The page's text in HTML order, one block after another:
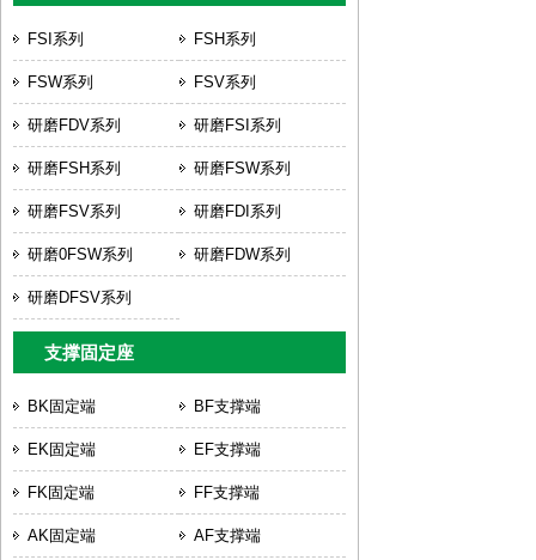
FSI系列 FSH系列
FSW系列 FSV系列
研磨FDV系列 研磨FSI系列
研磨FSH系列 研磨FSW系列
研磨FSV系列 研磨FDI系列
研磨0FSW系列 研磨FDW系列
研磨DFSV系列
支撑固定座
BK固定端 BF支撑端
EK固定端 EF支撑端
FK固定端 FF支撑端
AK固定端 AF支撑端